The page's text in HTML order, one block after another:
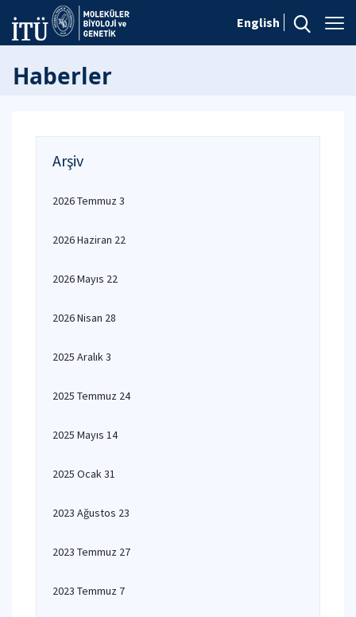
English
Haberler
Arşiv
2026 Temmuz 3
2026 Haziran 22
2026 Mayıs 22
2026 Nisan 28
2025 Aralık 3
2025 Temmuz 24
2025 Mayıs 14
2025 Ocak 31
2023 Ağustos 23
2023 Temmuz 27
2023 Temmuz 7